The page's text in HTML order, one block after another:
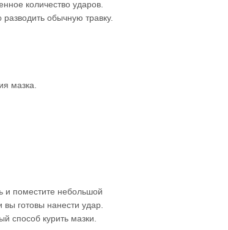
количество ударов.
обычную травку.
мазка.
и поместите небольшой
готовы нанести удар.
способ курить мазки.